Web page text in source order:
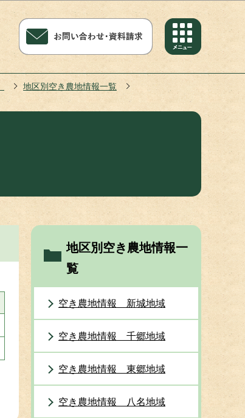
地区別空き農地情報一覧
地区別空き農地情報一
覧
空き農地情報 新城地域
空き農地情報 千郷地域
空き農地情報 東郷地域
空き農地情報 八名地域